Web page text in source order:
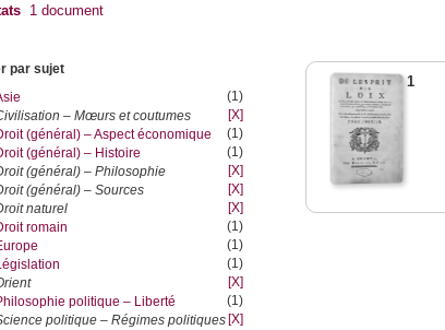
1 document
par sujet
(1)
– Mœurs et coutumes
[X]
(général) – Aspect économique
(1)
(général) – Histoire
(1)
(général) – Philosophie
[X]
(général) – Sources
[X]
naturel
[X]
romain
(1)
(1)
(1)
[X]
politique – Liberté
(1)
politique – Régimes politiques [X]
1